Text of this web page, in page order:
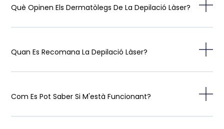
Què Opinen Els Dermatòlegs De La Depilació Làser?
Quan Es Recomana La Depilació Làser?
Com Es Pot Saber Si M'està Funcionant?